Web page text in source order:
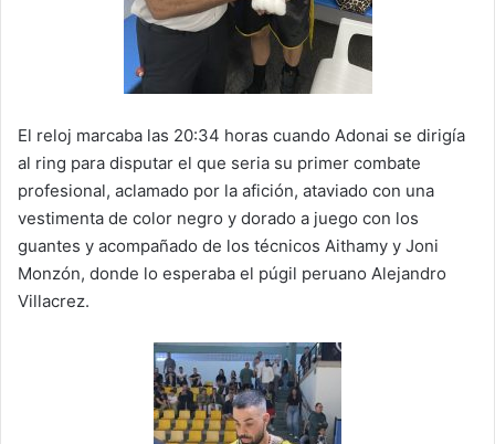
El reloj marcaba las 20:34 horas cuando Adonai se dirigía
al ring para disputar el que seria su primer combate
profesional, aclamado por la afición, ataviado con una
vestimenta de color negro y dorado a juego con los
guantes y acompañado de los técnicos Aithamy y Joni
Monzón, donde lo esperaba el púgil peruano Alejandro
Villacrez.